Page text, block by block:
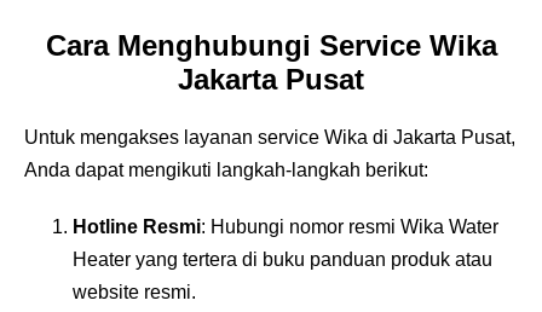
Cara Menghubungi Service Wika
Jakarta Pusat
Untuk mengakses layanan service Wika di Jakarta Pusat,
Anda dapat mengikuti langkah-langkah berikut:
Hotline Resmi: Hubungi nomor resmi Wika Water
Heater yang tertera di buku panduan produk atau
website resmi.